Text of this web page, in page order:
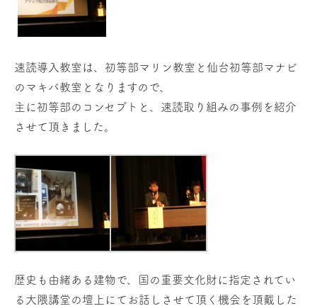
速読導入教室は、初等部マリン教室と仙台初等部マナビ
のマキバ教室となりますので、
主に初等部のコンセプトと、速読取り組みの事例を紹介
させて頂きました。
歴史も由緒ある建物で、国の重要文化財に指定されてい
る大隈講堂の壇上にてお話しさせて頂く機会を頂戴した